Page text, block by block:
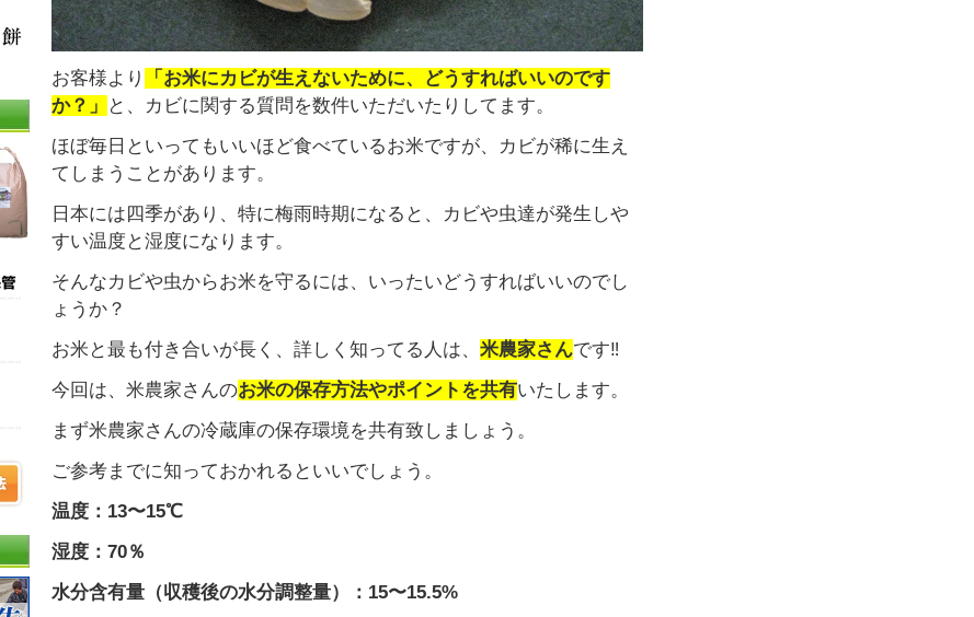
お客様より
「お米にカビが生えないために、どうすればいいのです
か？」
と、カビに関する質問を数件いただいたりしてます。
ほぼ毎日といってもいいほど食べているお米ですが、カビが稀に生え
てしまうことがあります。
日本には四季があり、特に梅雨時期になると、カビや虫達が発生しや
すい温度と湿度になります。
そんなカビや虫からお米を守るには、いったいどうすればいいのでし
ょうか？
お米と最も付き合いが長く、詳しく知ってる人は、 米農家さんです‼︎
今回は、米農家さんのお米の保存方法やポイントを共有いたします。
まず米農家さんの冷蔵庫の保存環境を共有致しましょう。
ご参考までに知っておかれるといいでしょう。
温度：13〜15℃
湿度：70％
水分含有量（収穫後の水分調整量）：15〜15.5%